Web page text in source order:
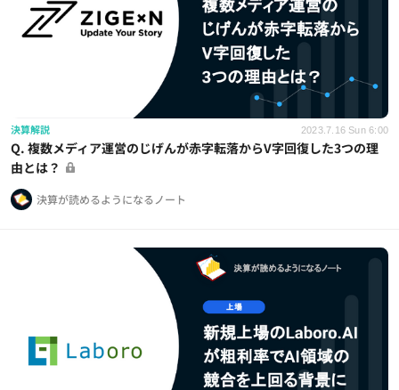
決算解説 2023.7.16 Sun 6:00
Q. 複数メディア運営のじげんが赤字転落からV字回復した3つの理
由とは？
決算が読めるようになるノート